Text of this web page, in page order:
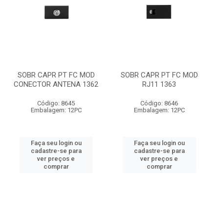
SOBR CAPR PT FC MOD
CONECTOR ANTENA 1362
Código: 8645
Embalagem: 12PC
Faça seu login ou
cadastre-se para
ver preços e
comprar
SOBR CAPR PT FC MOD
RJ11 1363
Código: 8646
Embalagem: 12PC
Faça seu login ou
cadastre-se para
ver preços e
comprar